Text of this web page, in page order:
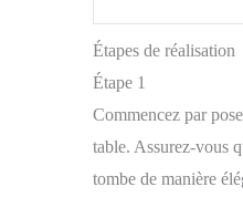
Étapes de réalisation
Étape 1
Commencez par
table. Assurez-vous
tombe de manière